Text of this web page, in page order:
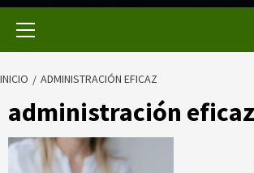
INICIO ADMINISTRACIÓN EFICAZ
administración eficaz